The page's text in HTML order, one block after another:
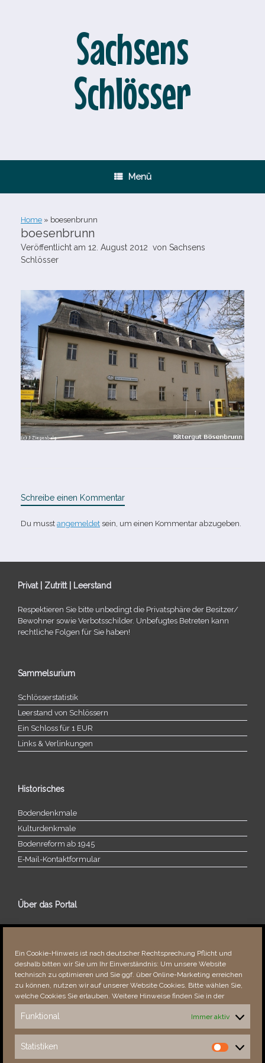
Ein Cookie-Hinweis ist nach deutscher Rechtsprechung Pflicht und
deshalb bitten wir Sie um Ihr Einverständnis: Um unsere Website
technisch zu optimieren und Sie ggf. über Online-Marketing erreichen
zu können, nutzen wir auf unserer Website Cookies. Bitte wählen Sie,
welche Cookies Sie erlauben. Weitere Hinweise finden Sie in der
Funktional Immer aktiv
Statistiken
Statistiken
Sachsens
Schlösser
Menü
Home » boesenbrunn
boesenbrunn
Veröffentlicht am 12. August 2012 von Sachsens
Schlösser
Schreibe einen Kommentar
Du musst angemeldet sein, um einen Kommentar abzugeben.
Privat | Zutritt | Leerstand
Respektieren Sie bitte unbe­dingt die Privatsphäre der Besitzer/​
Bewohner sowie Verbotsschilder. Unbefugtes Betreten kann
recht­li­che Folgen für Sie haben!
Sammelsurium
Schlösserstatistik
Leerstand von Schlössern
Ein Schloss für 1 EUR
Links & Verlinkungen
Historisches
Bodendenkmale
Kulturdenkmale
Bodenreform ab 1945
E‑Mail-​​Kontaktformular
Über das Portal
Über dieses Portal
Fehler bemerkt?
Besucher seit 08/​2021